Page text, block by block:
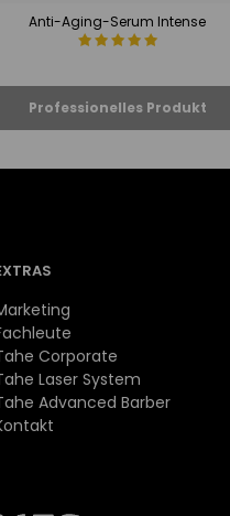
Anti-Aging-Serum Intense
Corporate
Laser System
Advanced Barber